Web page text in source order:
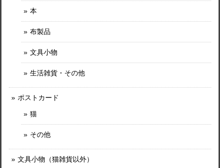
本
布製品
文具小物
生活雑貨・その他
ポストカード
猫
その他
文具小物（猫雑貨以外）